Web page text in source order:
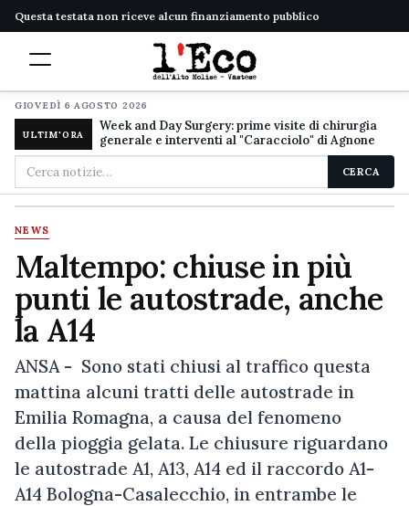
Questa testata non riceve alcun finanziamento pubblico
GIOVEDÌ 6 AGOSTO 2026
ULTIM'ORA
Week and Day Surgery: prime visite di chirurgia
generale e interventi al "Caracciolo" di Agnone
Cerca
nel
sito
CERCA
NEWS
Maltempo: chiuse in più
punti le autostrade, anche
la A14
ANSA - Sono stati chiusi al traffico questa
mattina alcuni tratti delle autostrade in
Emilia Romagna, a causa del fenomeno
della pioggia gelata. Le chiusure riguardano
le autostrade A1, A13, A14 ed il raccordo A1-
A14 Bologna-Casalecchio, in entrambe le